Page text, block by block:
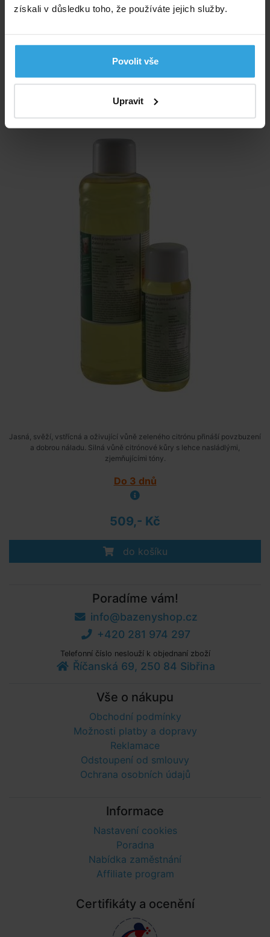
získali v důsledku toho, že používáte jejich služby.
Povolit vše
Upravit
Výrobce: Chemoform CZ, Nad Safinou II 347, 252 50 Vestec,
Alternativní produkty
Chemoform esence pro parní lázně Zelený citrón
250ml
Jasná, svěží, vstřícná a oživující vůně zeleného citrónu přináší povzbuzení
a dobrou náladu. Silná vůně citrónové kůry s lehce nasládlými,
zjemňujícími tóny.
Do 3 dnů
509,- Kč
do košíku
Poradíme vám!
info@bazenyshop.cz
+420 281 974 297
Telefonní číslo neslouží k objednaní zboží
Říčanská 69, 250 84 Sibřina
Vše o nákupu
Obchodní podmínky
Možnosti platby a dopravy
Reklamace
Odstoupení od smlouvy
Ochrana osobních údajů
Informace
Nastavení cookies
Poradna
Nabídka zaměstnání
Affiliate program
Certifikáty a ocenění